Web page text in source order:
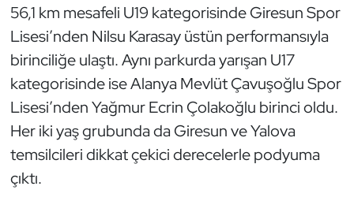
56,1 km mesafeli U19 kategorisinde Giresun Spor
Lisesi’nden Nilsu Karasay üstün performansıyla
birinciliğe ulaştı. Aynı parkurda yarışan U17
kategorisinde ise Alanya Mevlüt Çavuşoğlu Spor
Lisesi’nden Yağmur Ecrin Çolakoğlu birinci oldu.
Her iki yaş grubunda da Giresun ve Yalova
temsilcileri dikkat çekici derecelerle podyuma
çıktı.
Okçuluk
Optimist
Oryantiring
Özel Sporcular